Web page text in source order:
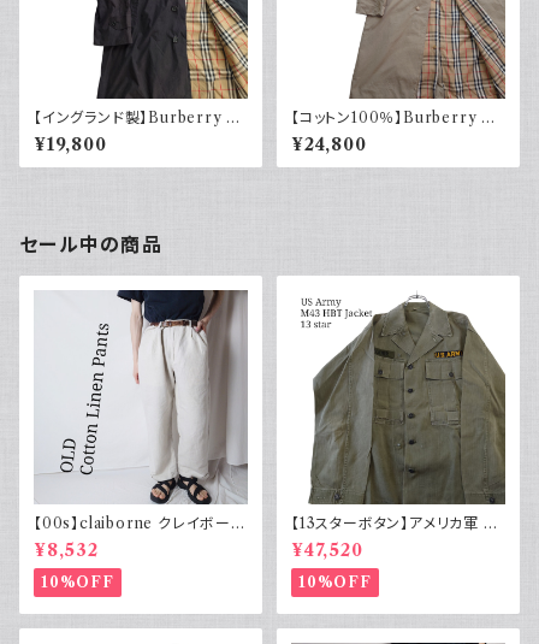
【イングランド製】Burberry バ
ーバリー バルマカーンコート ブ
ラック 黒 ポリエステル ナイロン
ノバチェック ラグランスリーブ
¥19,800
【コットン100％】Burberry バ
ーバリー バルマカーンコート 8
0s イングランド製 英国製 ベー
ジュ ノバチェック ラグランスリー
¥24,800
セール中の商品
【00s】claiborne クレイボーン
リネンコットンパンツ ツータック
¥8,532
10%OFF
【13スターボタン】アメリカ軍 M
43 HBT ジャケット パッチ 軍物
実物
¥47,520
10%OFF